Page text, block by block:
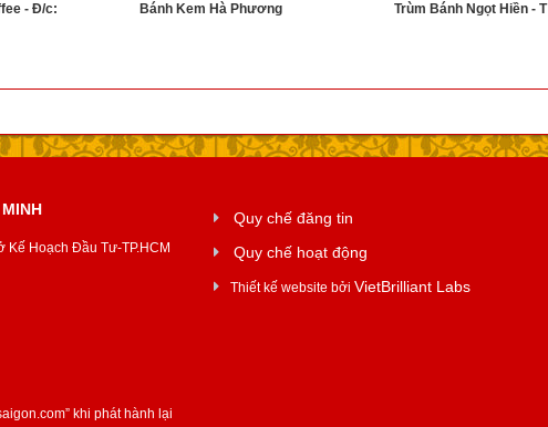
- Đ/c: Bánh Kem Hà Phương Trùm Bánh Ngọt Hiền - T
Kế Hoạch Đầu Tư-TP.HCM
” khi phát hành lại
Quy chế đăng tin
Quy chế hoạt động
Thiết kế website bởi VietBrilliant Labs